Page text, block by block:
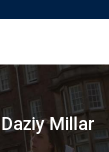
Daziy Millar